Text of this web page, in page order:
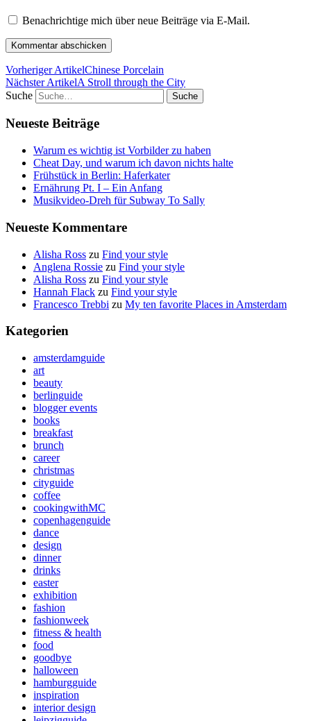
Benachrichtige mich über neue Beiträge via E-Mail.
Vorheriger ArtikelChinese Porcelain
Nächster ArtikelA Stroll through the City
Suche
Neueste Beiträge
Warum es wichtig ist Vorbilder zu haben
Cheat Day, und warum ich davon nichts halte
Frühstück in Berlin: Haferkater
Ernährung Pt. I – Ein Anfang
Musikvideo-Dreh für Subway To Sally
Neueste Kommentare
Alisha Ross zu Find your style
Anglena Rossie zu Find your style
Alisha Ross zu Find your style
Hannah Flack zu Find your style
Francesco Trebbi zu My ten favorite Places in Amsterdam
Kategorien
amsterdamguide
art
beauty
berlinguide
blogger events
books
breakfast
brunch
career
christmas
cityguide
coffee
cookingwithMC
copenhagenguide
dance
design
dinner
drinks
easter
exhibition
fashion
fashionweek
fitness & health
food
goodbye
halloween
hamburgguide
inspiration
interior design